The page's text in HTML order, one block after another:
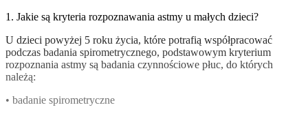
1. Jakie są kryteria rozpoznawania astmy u małych dzieci?
U dzieci powyżej 5 roku życia, które potrafią współpracować
podczas badania spirometrycznego, podstawowym kryterium
rozpoznania astmy są badania czynnościowe płuc, do których
należą:
• badanie spirometryczne